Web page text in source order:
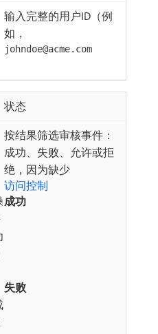
输入完整的用户ID（例
如，
johndoe@acme.com
状态
按结果筛选审核事件：
成功、失败、允许或拒
绝，因为缺少
访问控制
成功
失败